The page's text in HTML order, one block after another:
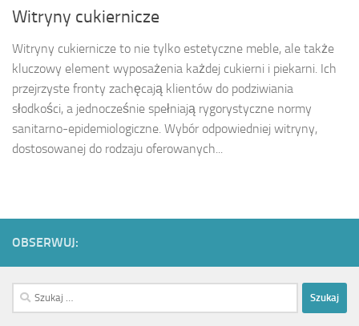
Witryny cukiernicze
Witryny cukiernicze to nie tylko estetyczne meble, ale także
kluczowy element wyposażenia każdej cukierni i piekarni. Ich
przejrzyste fronty zachęcają klientów do podziwiania
słodkości, a jednocześnie spełniają rygorystyczne normy
sanitarno-epidemiologiczne. Wybór odpowiedniej witryny,
dostosowanej do rodzaju oferowanych...
OBSERWUJ:
Szukaj: